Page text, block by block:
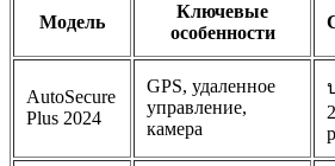
Модель
Ключевые
особенности
AutoSecure
Plus 2024
GPS, удаленное
управление,
камера